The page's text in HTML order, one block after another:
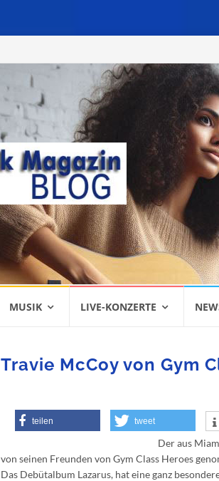
MUSIK LIVE-KONZERTE
Travie McCoy von Gym
teilen tweet
Der aus
von seinen Freunden von Gym Class Heroes
Das Debütalbum Lazarus, hat eine ganz